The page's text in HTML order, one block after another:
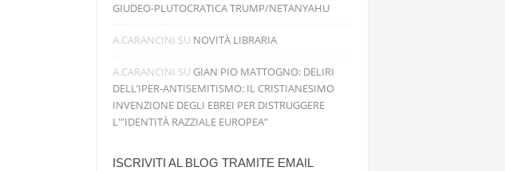
GIUDEO-PLUTOCRATICA TRUMP/NETANYAHU
A.CARANCINI SU NOVITÀ LIBRARIA
A.CARANCINI SU GIAN PIO MATTOGNO: DELIRI
DELL’IPER-ANTISEMITISMO: IL CRISTIANESIMO
INVENZIONE DEGLI EBREI PER DISTRUGGERE
L'”IDENTITÀ RAZZIALE EUROPEA”
ISCRIVITI AL BLOG TRAMITE EMAIL